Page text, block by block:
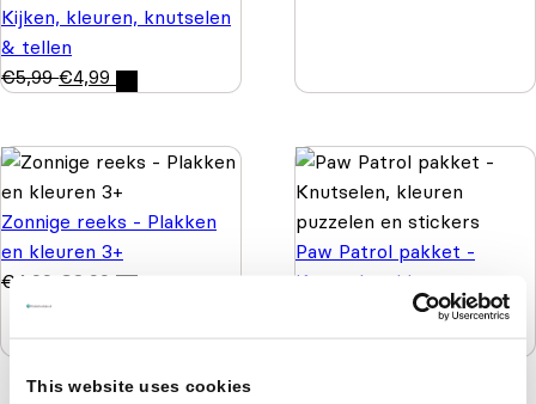
This website uses cookies
Kijken, kleuren, knutselen
& tellen
€5,99 €4,99
Zonnige reeks - Plakken
en kleuren 3+
€ 4,99 € 3,99
Paw Patrol pakket -
Knutselen, kleuren
puzzelen en stickers
€9,99 €4,99